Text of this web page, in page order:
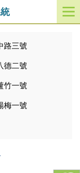
開
啟
路三號
德二號
竹一號
梅一號